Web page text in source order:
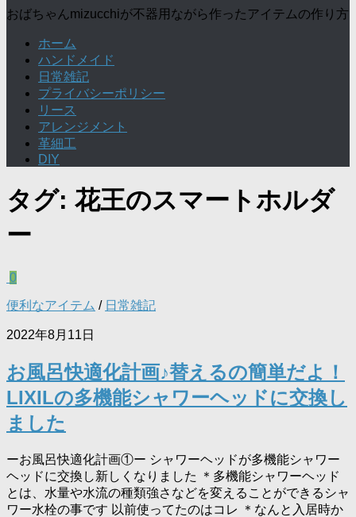
おばちゃんmizucchiが不器用ながら作ったアイテムの作り方
ホーム
ハンドメイド
日常雑記
プライバシーポリシー
リース
アレンジメント
革細工
DIY
タグ: 花王のスマートホルダ
ー
0
便利なアイテム / 日常雑記
2022年8月11日
お風呂快適化計画♪替えるの簡単だよ！
LIXILの多機能シャワーヘッドに交換し
ました
ーお風呂快適化計画①ー シャワーヘッドが多機能シャワー
ヘッドに交換し新しくなりました ＊多機能シャワーヘッド
とは、水量や水流の種類強さなどを変えることができるシャ
ワー水栓の事です 以前使ってたのはコレ ＊なんと入居時か